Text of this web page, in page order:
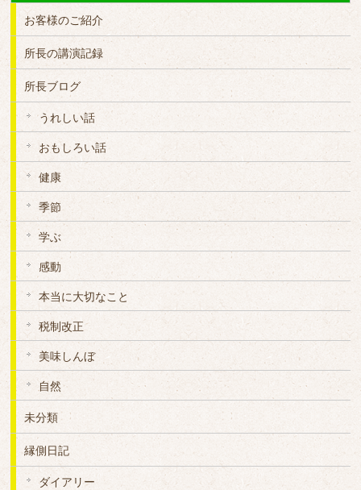
お客様のご紹介
所長の講演記録
所長ブログ
うれしい話
おもしろい話
健康
季節
学ぶ
感動
本当に大切なこと
税制改正
美味しんぼ
自然
未分類
縁側日記
ダイアリー